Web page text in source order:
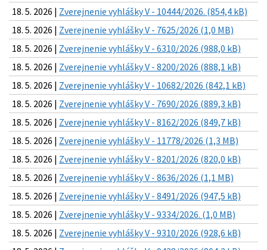
18. 5. 2026 | Zverejnenie vyhlášky V - 10444/2026. (854,4 kB)
18. 5. 2026 | Zverejnenie vyhlášky V - 7625/2026 (1,0 MB)
18. 5. 2026 | Zverejnenie vyhlášky V - 6310/2026 (988,0 kB)
18. 5. 2026 | Zverejnenie vyhlášky V - 8200/2026 (888,1 kB)
18. 5. 2026 | Zverejnenie vyhlášky V - 10682/2026 (842,1 kB)
18. 5. 2026 | Zverejnenie vyhlášky V - 7690/2026 (889,3 kB)
18. 5. 2026 | Zverejnenie vyhlášky V - 8162/2026 (849,7 kB)
18. 5. 2026 | Zverejnenie vyhlášky V - 11778/2026 (1,3 MB)
18. 5. 2026 | Zverejnenie vyhlášky V - 8201/2026 (820,0 kB)
18. 5. 2026 | Zverejnenie vyhlášky V - 8636/2026 (1,1 MB)
18. 5. 2026 | Zverejnenie vyhlášky V - 8491/2026 (947,5 kB)
18. 5. 2026 | Zverejnenie vyhlášky V - 9334/2026. (1,0 MB)
18. 5. 2026 | Zverejnenie vyhlášky V - 9310/2026 (928,6 kB)